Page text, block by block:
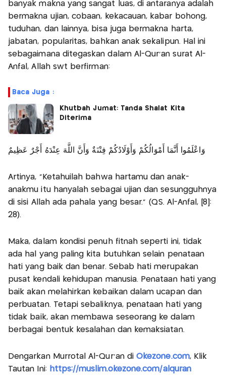
banyak makna yang sangat luas, di antaranya adalah
bermakna ujian, cobaan, kekacauan, kabar bohong,
tuduhan, dan lainnya, bisa juga bermakna harta,
jabatan, popularitas, bahkan anak sekalipun. Hal ini
sebagaimana ditegaskan dalam Al-Qur’an surat Al-
Anfal, Allah swt berfirman:
Baca Juga :
Khutbah Jumat: Tanda Shalat Kita
Diterima
وَاعْلَمُوا أَنَّمَا أَمْوَالُكُمْ وَأَوْلَادُكُمْ فِتْنَةٌ وَأَنَّ اللَّهَ عِنْدَهُ أَجْرٌ عَظِيمٌ
Artinya, “Ketahuilah bahwa hartamu dan anak-
anakmu itu hanyalah sebagai ujian dan sesungguhnya
di sisi Allah ada pahala yang besar.” (QS. Al-Anfal, [8]:
28).
Maka, dalam kondisi penuh fitnah seperti ini, tidak
ada hal yang paling kita butuhkan selain penataan
hati yang baik dan benar. Sebab hati merupakan
pusat kendali kehidupan manusia. Penataan hati yang
baik akan melahirkan kebaikan dalam ucapan dan
perbuatan. Tetapi sebaliknya, penataan hati yang
tidak baik, akan membawa seseorang ke dalam
berbagai bentuk kesalahan dan kemaksiatan.
Dengarkan Murrotal Al-Qur'an diOkezone.com, Klik
Tautan Ini: https://muslim.okezone.com/alquran